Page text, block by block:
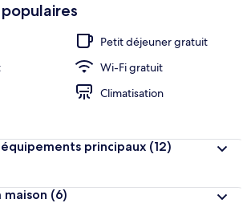
Petit déjeuner gratuit
Wi-Fi gratuit
Climatisation
principaux (12)
maison (6)